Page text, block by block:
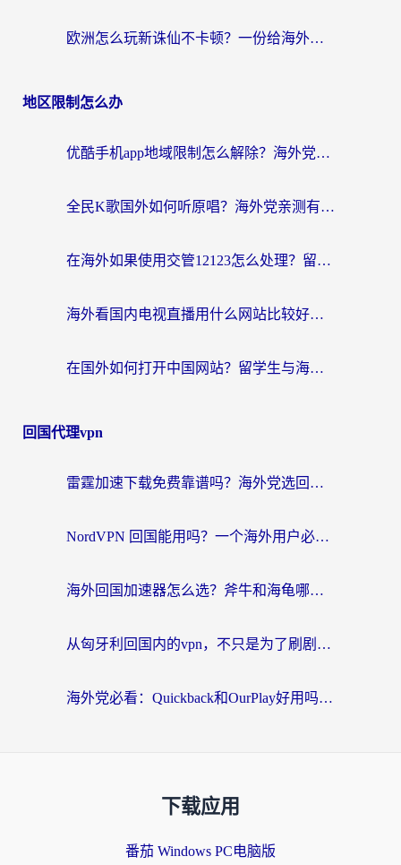
欧洲怎么玩新诛仙不卡顿？一份给海外游子的国服游戏畅玩指南
地区限制怎么办
优酷手机app地域限制怎么解除？海外党亲测有效的追剧方案
全民K歌国外如何听原唱？海外党亲测有效的回国加速器选择指南
在海外如果使用交管12123怎么处理？留学生亲测有效的回国加速方案
海外看国内电视直播用什么网站比较好？一篇解决你所有追剧难题的实用指南
在国外如何打开中国网站？留学生与海外华人的无缝访问指南
回国代理vpn
雷霆加速下载免费靠谱吗？海外党选回国加速器的避坑指南（附热门工具对比）
NordVPN 回国能用吗？一个海外用户必须面对的真实困境
海外回国加速器怎么选？斧牛和海龟哪个好？一篇帮你避开坑的实用指南
从匈牙利回国内的vpn，不只是为了刷剧那么简单
海外党必看：Quickback和OurPlay好用吗？3分钟选对回国加速器，无缝刷剧玩游戏
下载应用
番茄 Windows PC电脑版